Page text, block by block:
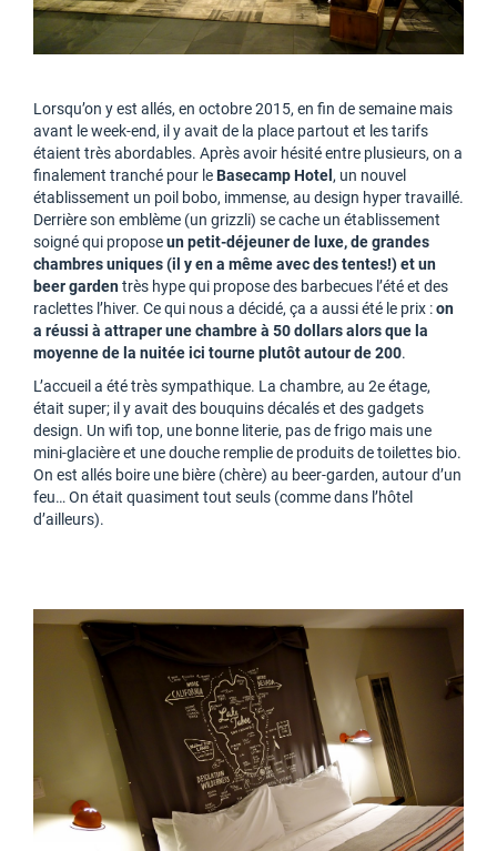
Lorsqu’on y est allés, en octobre 2015, en fin de semaine mais
avant le week-end, il y avait de la place partout et les tarifs
étaient très abordables. Après avoir hésité entre plusieurs, on a
finalement tranché pour leBasecamp Hotel , un nouvel
établissement un poil bobo, immense, au design hyper travaillé.
Derrière son emblème (un grizzli) se cache un établissement
soigné qui proposeun petit-déjeuner de luxe, de grandes
chambres uniques (il y en a même avec des tentes!) et un
beer gardentrès hype qui propose des barbecues l’été et des
raclettes l’hiver. Ce qui nous a décidé, ça a aussi été le prix :on
a réussi à attraper une chambre à 50 dollars alors que la
moyenne de la nuitée ici tourne plutôt autour de 200.
L’accueil a été très sympathique. La chambre, au 2e étage,
était super; il y avait des bouquins décalés et des gadgets
design. Un wifi top, une bonne literie, pas de frigo mais une
mini-glacière et une douche remplie de produits de toilettes bio.
On est allés boire une bière (chère) au beer-garden, autour d’un
feu… On était quasiment tout seuls (comme dans l’hôtel
d’ailleurs).